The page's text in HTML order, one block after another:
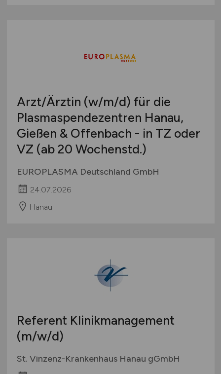
Arzt/Ärztin (w/m/d) für die
Plasmaspendezentren Hanau,
Gießen & Offenbach - in TZ oder
VZ (ab 20 Wochenstd.)
EUROPLASMA Deutschland GmbH
24.07.2026
Hanau
Referent Klinikmanagement
(m/w/d)
St. Vinzenz-Krankenhaus Hanau gGmbH